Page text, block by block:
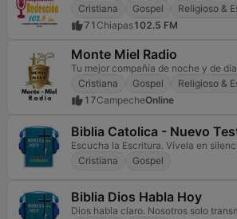
Cristiana
Gospel
Religioso &
71 Chiapas102.5 FM
Monte Miel Radio
Tu mejor compañía de noche y de día
Cristiana
Gospel
Religioso &
17CampecheOnline
Biblia Catolica - Nuevo
Escucha la Escritura. Vívela en
Cristiana
Gospel
Biblia Dios Habla Hoy
Dios habla claro. Nosotros solo